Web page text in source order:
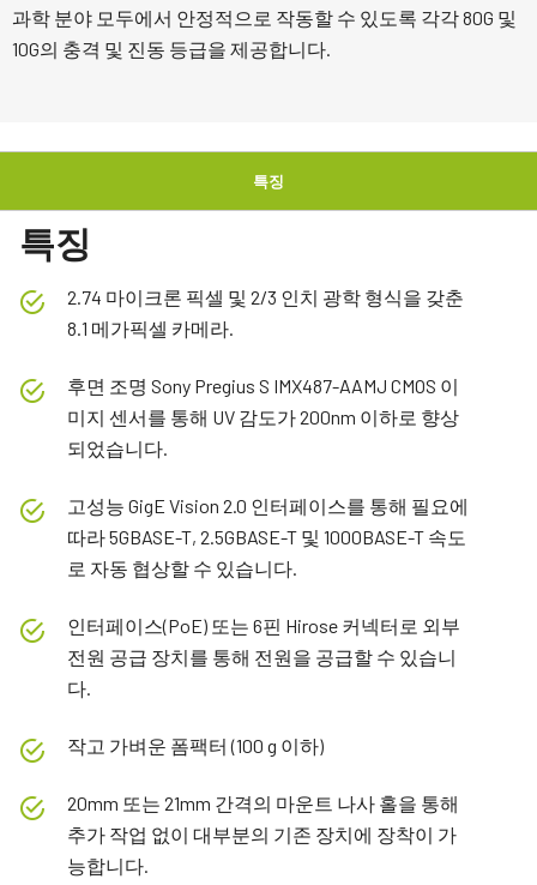
과학 분야 모두에서 안정적으로 작동할 수 있도록 각각 80G 및
10G의 충격 및 진동 등급을 제공합니다.
특징
특징
2.74 마이크론 픽셀 및 2/3 인치 광학 형식을 갖춘
8.1 메가픽셀 카메라.
후면 조명 Sony Pregius S IMX487-AAMJ CMOS 이
미지 센서를 통해 UV 감도가 200nm 이하로 향상
되었습니다.
고성능 GigE Vision 2.0 인터페이스를 통해 필요에
따라 5GBASE-T, 2.5GBASE-T 및 1000BASE-T 속도
로 자동 협상할 수 있습니다.
인터페이스(PoE) 또는 6핀 Hirose 커넥터로 외부
전원 공급 장치를 통해 전원을 공급할 수 있습니
다.
작고 가벼운 폼팩터 (100 g 이하)
20mm 또는 21mm 간격의 마운트 나사 홀을 통해
추가 작업 없이 대부분의 기존 장치에 장착이 가
능합니다.